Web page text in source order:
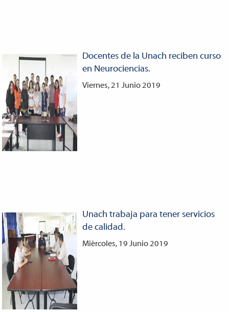
Docentes de la Unach reciben curso
en Neurociencias.
Viernes, 21 Junio 2019
Unach trabaja para tener servicios
de calidad.
Miércoles, 19 Junio 2019